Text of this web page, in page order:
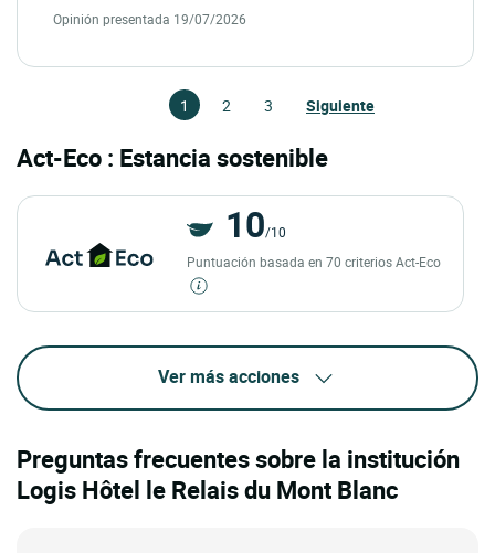
Opinión presentada 19/07/2026
1 2 3 Siguiente
Act-Eco : Estancia sostenible
10/10
Puntuación basada en 70 criterios Act-Eco
Ver más acciones
Preguntas frecuentes sobre la institución
Logis Hôtel le Relais du Mont Blanc